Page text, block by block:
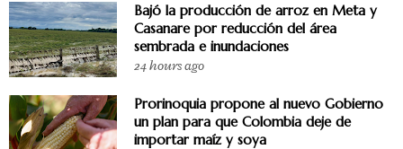
Bajó la producción de arroz en Meta y
Casanare por reducción del área
sembrada e inundaciones
24 hours ago
Prorinoquia propone al nuevo Gobierno
un plan para que Colombia deje de
importar maíz y soya